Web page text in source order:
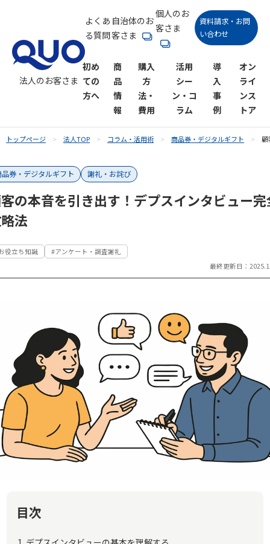
法人のお客さま
初め
ての
方へ
商
品
情
報
ド
ドPay
購入
方
法・
費用
かる費用
活用
シー
ン・コ
ラム
ペーン
御礼
ペーン
株主優待・
ポイント交
換
商品券・デ
キャンペー
福利厚生・
社内報奨
導
入
事
例
オン
ライ
ンス
トア
ドオンラ
インスト
ア
ドPayオン
ラインス
トア
よくあ
る質問
自治体のお
客さま
個人のお
客さま
資料請求・お問
い合わせ
トップページ 法人TOP コラム・活用術 商品券・デジタルギフト 顧
品券・デジタルギフト 謝礼・お詫び
の本音を引き出す！デプスインタビュー完
法
役立ち知識
#アンケート・調査謝礼
最終更新日：
目次